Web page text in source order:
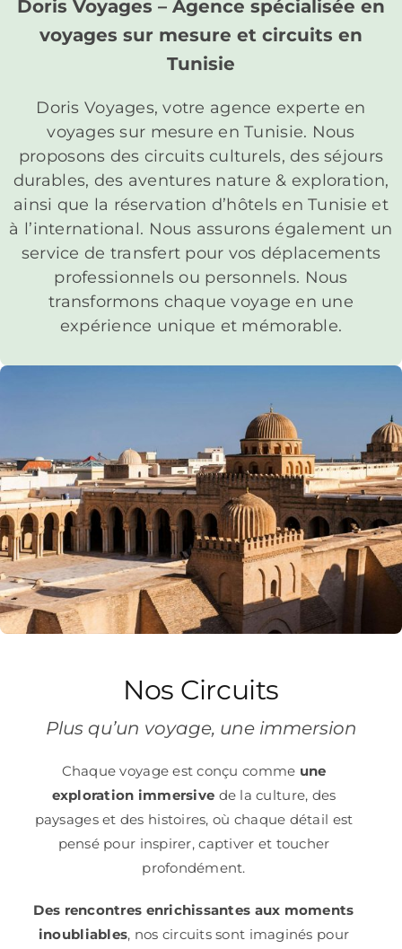
Doris Voyages – Agence spécialisée en
voyages sur mesure et circuits en
Tunisie
Doris Voyages, votre agence experte en
voyages sur mesure en Tunisie. Nous
proposons des circuits culturels, des séjours
durables, des aventures nature & exploration,
ainsi que la réservation d’hôtels en Tunisie et
à l’international. Nous assurons également un
service de transfert pour vos déplacements
professionnels ou personnels. Nous
transformons chaque voyage en une
expérience unique et mémorable.
Nos Circuits
Plus qu’un voyage, une immersion
Chaque voyage est conçu comme une
exploration immersive de la culture, des
paysages et des histoires, où chaque détail est
pensé pour inspirer, captiver et toucher
profondément.
Des rencontres enrichissantes aux moments
inoubliables, nos circuits sont imaginés pour